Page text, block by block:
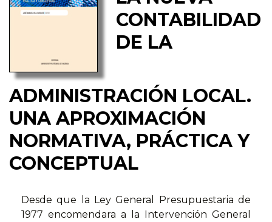
CONTABILIDAD
DE LA
ADMINISTRACIÓN LOCAL.
UNA APROXIMACIÓN
NORMATIVA, PRÁCTICA Y
CONCEPTUAL
Desde que la Ley General Presupuestaria de
1977 encomendara a la Intervención General